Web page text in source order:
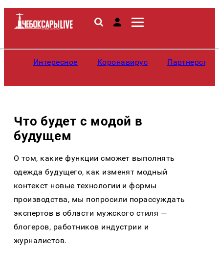
Интересное Коронавирус
Что будет с модой в
будущем
О том, какие функции сможет выполнять
одежда будущего, как изменят модный
контекст новые технологии и формы
производства, мы попросили порассуждать
экспертов в области мужского стиля —
блогеров, работников индустрии и
журналистов.